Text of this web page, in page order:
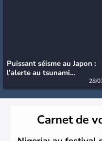
Puissant séisme au Japon :
l’alerte au tsunami
28/
Carnet de